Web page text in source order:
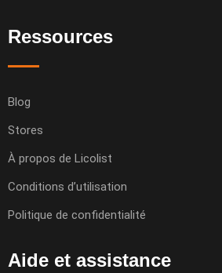
Ressources
Blog
Stores
À propos de Licolist
Conditions d’utilisation
Politique de confidentialité
Aide et assistance